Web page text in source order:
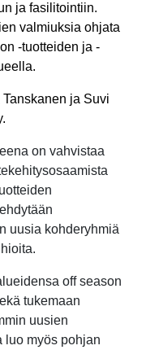
ja fasilitointiin.
valmiuksia ohjata
-tuotteiden ja -
ja Suvi
on vahvistaa
uusia kohderyhmiä
off season
tukemaan
uusien
luo myös pohjan